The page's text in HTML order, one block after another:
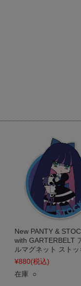
New PANTY &
with GARTERBELT
ルマグネット スト
¥880(税込)
在庫 ○